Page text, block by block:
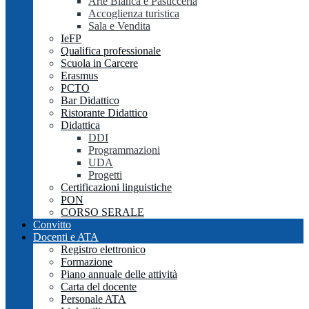
Accoglienza turistica
Sala e Vendita
IeFP
Qualifica professionale
Scuola in Carcere
Erasmus
PCTO
Bar Didattico
Ristorante Didattico
Didattica
DDI
Programmazioni
UDA
Progetti
Certificazioni linguistiche
PON
CORSO SERALE
Convitto
Docenti e ATA
Registro elettronico
Formazione
Piano annuale delle attività
Carta del docente
Personale ATA